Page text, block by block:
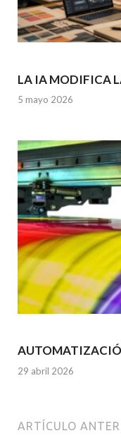
LA IA MODIFICA
5 mayo 2026
29 abril 2026
ARTÍCULO